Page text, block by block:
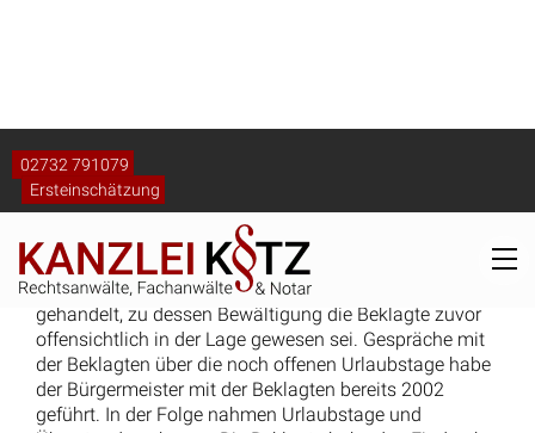
Beklagte ausreichend geschult war, da die ungewollte
Fehlbedienung eines zur Verfügung gestellten
Computerprogramms keine schuldhafte Verletzung
arbeitsvertraglicher Pflichten darstellt. Dafür, dass die
Beklagte das Programm Infoma wissentlich falsch
bedient hat, bestehen keine Anhaltspunkte. Das trägt
auch die Klägerin nicht vor.
Der Beklagten hätte auch nicht auffallen müssen, dass
ihr nur ein Teil der Forderungen angezeigt wird. Die
Klägerin trägt vor, regulär seien 100 bis 200
Mahnungen pro Monat zu erstellen. Das sind
mindestens ca. 1.200 Mahnungen pro Jahr. Bei den